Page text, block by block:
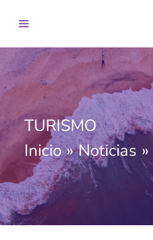
TURISMO
Inicio
Noticias